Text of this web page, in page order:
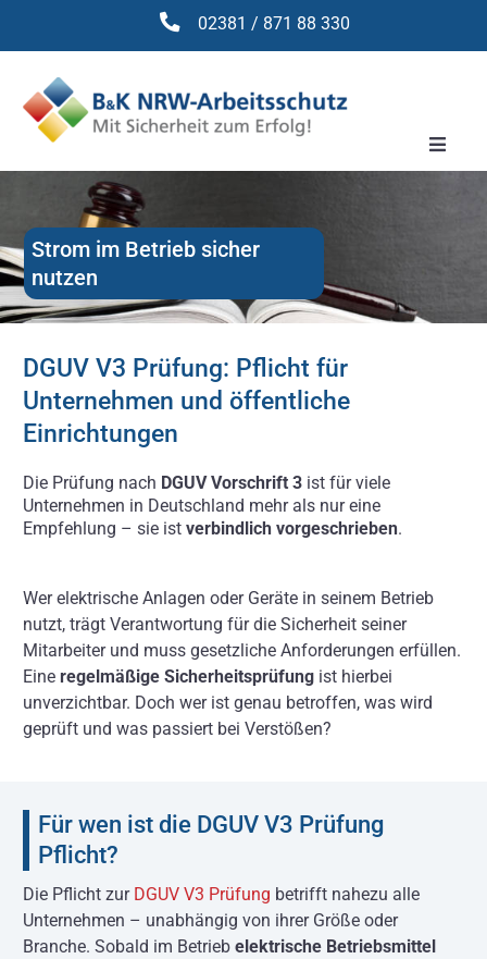
02381 / 871 88 330
Toggle
DGUV V3 Prüfung
Brandschutz
Seminare
Über uns
Strom im Betrieb sicher
nutzen
DGUV V3 Prüfung: Pflicht für
Unternehmen und öffentliche
Einrichtungen
Die Prüfung nach DGUV Vorschrift 3ist für viele
Unternehmen in Deutschland mehr als nur eine
Empfehlung – sie ist verbindlich vorgeschrieben.
Wer elektrische Anlagen oder Geräte in seinem Betrieb
nutzt, trägt Verantwortung für die Sicherheit seiner
Mitarbeiter und muss gesetzliche Anforderungen erfüllen.
Eine regelmäßige Sicherheitsprüfungist hierbei
unverzichtbar. Doch wer ist genau betroffen, was wird
geprüft und was passiert bei Verstößen?
Für wen ist die DGUV V3 Prüfung
Pflicht?
Die Pflicht zur DGUV V3 Prüfung betrifft nahezu alle
Unternehmen – unabhängig von ihrer Größe oder
Branche. Sobald im Betrieb elektrische Betriebsmittel